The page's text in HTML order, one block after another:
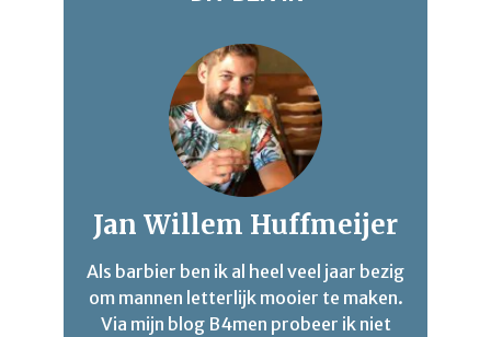
Jan Willem Huffmeijer
Als barbier ben ik al heel veel jaar bezig
om mannen letterlijk mooier te maken.
Via mijn blog B4men probeer ik niet